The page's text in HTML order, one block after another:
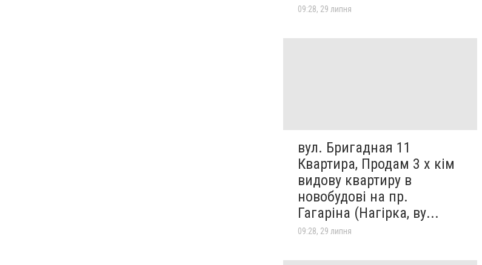
09:28, 29 липня
вул. Бригадная 11
Квартира, Продам 3 х кім
видову квартиру в
новобудові на пр.
Гагаріна (Нагірка, ву...
09:28, 29 липня